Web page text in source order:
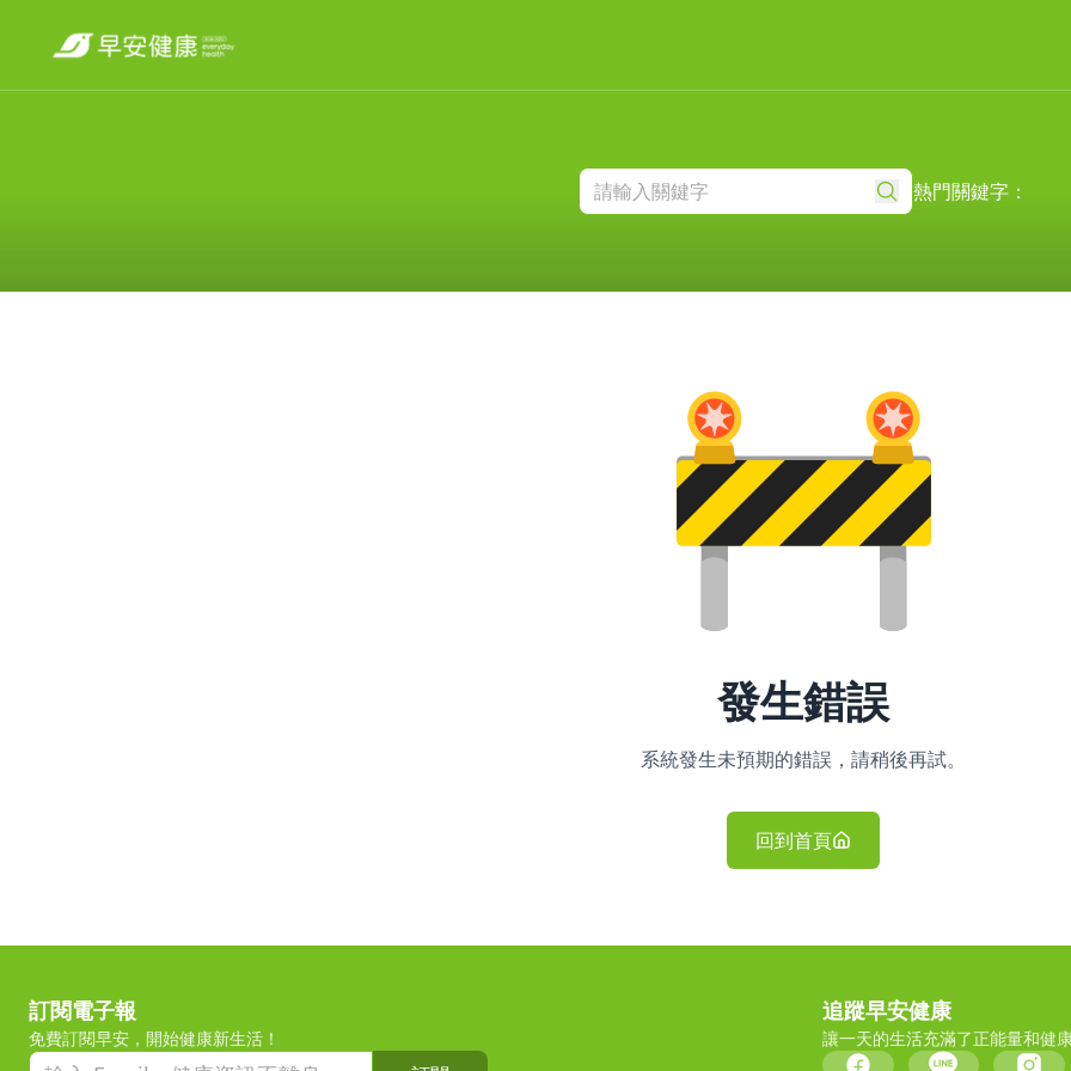
熱門關鍵字：
發生錯誤
系統發生未預期的錯誤，請稍後再試。
回到首頁
訂閱電子報
免費訂閱早安，開始健康新生活！
追蹤早安健康
讓一天的生活充滿了正能量和健